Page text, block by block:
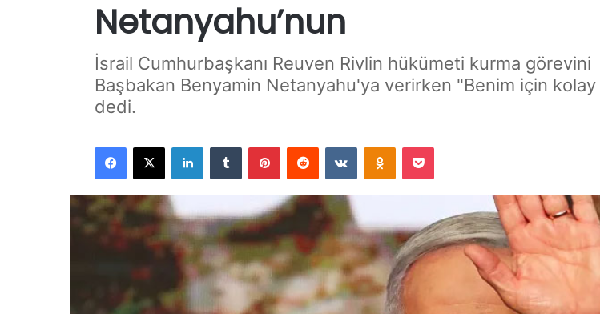
Netanyahu’nun
İsrail Cumhurbaşkanı Reuven Rivlin hükümeti kurma görevini
Başbakan Benyamin Netanyahu'ya verirken "Benim için kolay
dedi.
Facebook
X LinkedInTumblr PinterestReddit VKontakteOdnoklassniki
Pocket